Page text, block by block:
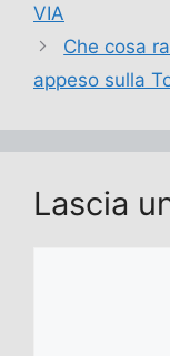
VIA
Che cosa
appeso sulla
Lascia